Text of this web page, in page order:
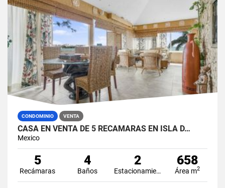
CONDOMINIO VENTA
CASA EN VENTA DE 5 RECÁMARAS EN ISLA D…
Mexico
5
Recámaras
4
Baños
2
Estacionamiento
658
Área m2